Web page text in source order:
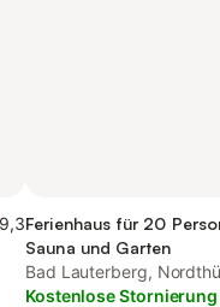
9,3Ferienhaus für 20
Sauna und Garten
Bad Lauterberg,
(Deutschland)
Kostenlose Stornierung